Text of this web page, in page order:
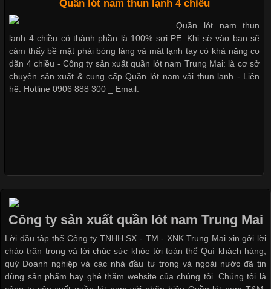
Các Form Áo Thun Phổ Biến Hiện Nay Và Xu Hướng Trong
Ngành May Mặc Áo thun là một trong những trang phục quen
thuộc và được sử dụng phổ biến nhất hiện nay. Không chỉ đa
dạng về màu sắc hay chất liệu, áo thun còn có nhiều form dáng
khác nhau để phù hợp với từng phong cách thời trang và nhu
cầu
Áo phông là một trong những trang phục phổ biến nhất trong
đời sống hiện đại nhờ sự tiện lợi, thoải mái và dễ phối đồ.
Không chỉ xuất hiện trong thời trang thường ngày, áo phông còn
được ứng dụng rộng rãi trong ngành sản xuất may mặc, đặc
biệt là các sản phẩm từ vải thun. Hiện nay,
Quần lót nam thun lạnh 4 chiều
Quần lót nam thun
lạnh 4 chiều có thành phần là 100% sợi PE. Khi sờ vào bạn sẽ
cảm thấy bề mặt phải bóng láng và mát lạnh tay có khả năng co
dãn 4 chiều - Công ty sản xuất quần lót nam Trung Mai: là cơ sở
chuyên sản xuất & cung cấp Quần lót nam vải thun lạnh - Liên
hệ: Hotline 0906 888 300 _ Email:
Công ty sản xuất quần lót nam Trung Mai
Lời đầu tập thể Công ty TNHH SX - TM - XNK Trung Mai xin gởi lời
chào trân trọng và lời chúc sức khỏe tới toàn thể Quí khách hàng,
quý Doanh nghiệp và các nhà đầu tư trong và ngoài nước đã tin
dùng sản phẩm hay ghé thăm website của chúng tôi. Chúng tôi là